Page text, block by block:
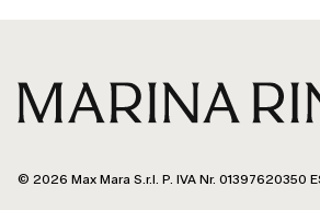
© 2026 Max Mara S.r.l. P. IVA Nr. 01397620350